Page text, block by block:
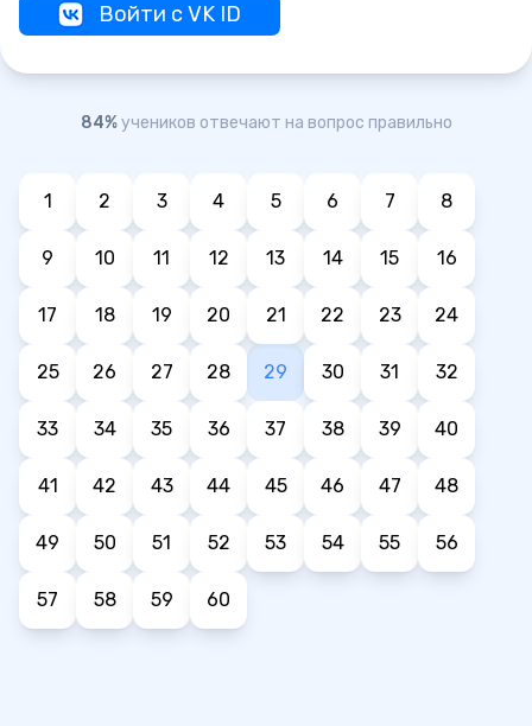
Войти с VK ID
84%учеников отвечают на вопрос правильно
1 2 3 4 5 6 7 8
9 10 11 12 13 14 15 16
17 18 19 20 21 22 23 24
25 26 27 28 29 30 31 32
33 34 35 36 37 38 39 40
41 42 43 44 45 46 47 48
49 50 51 52 53 54 55 56
57 58 59 60